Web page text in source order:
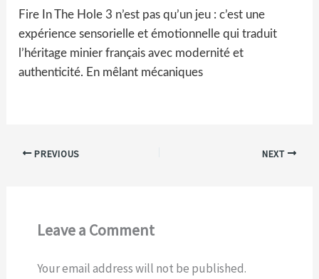
Fire In The Hole 3 n’est pas qu’un jeu : c’est une
expérience sensorielle et émotionnelle qui traduit
l’héritage minier français avec modernité et
authenticité. En mêlant mécaniques
PREVIOUS NEXT
Leave a Comment
Your email address will not be published.